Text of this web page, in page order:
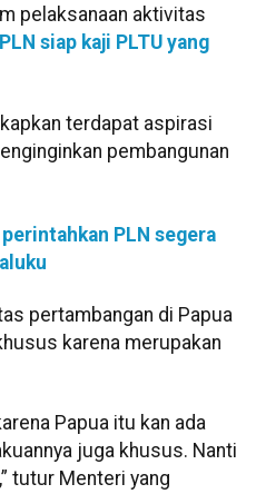
pelaksanaan aktivitas
PLN siap kaji PLTU yang
terdapat aspirasi
pembangunan
PLN segera
pertambangan di Papua
karena merupakan
Papua itu kan ada
juga khusus. Nanti
tutur Menteri yang